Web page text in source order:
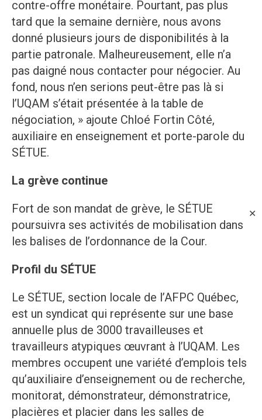
✕
contre-offre monétaire. Pourtant, pas plus
tard que la semaine dernière, nous avons
donné plusieurs jours de disponibilités à la
partie patronale. Malheureusement, elle n’a
pas daigné nous contacter pour négocier. Au
fond, nous n’en serions peut-être pas là si
l’UQAM s’était présentée à la table de
négociation, » ajoute Chloé Fortin Côté,
auxiliaire en enseignement et porte-parole du
SÉTUE.
La grève continue
Fort de son mandat de grève, le SÉTUE
poursuivra ses activités de mobilisation dans
les balises de l’ordonnance de la Cour.
Profil du SÉTUE
Le SÉTUE, section locale de l’AFPC Québec,
est un syndicat qui représente sur une base
annuelle plus de 3000 travailleuses et
travailleurs atypiques œuvrant à l’UQAM. Les
membres occupent une variété d’emplois tels
qu’auxiliaire d’enseignement ou de recherche,
monitorat, démonstrateur, démonstratrice,
placières et placier dans les salles de